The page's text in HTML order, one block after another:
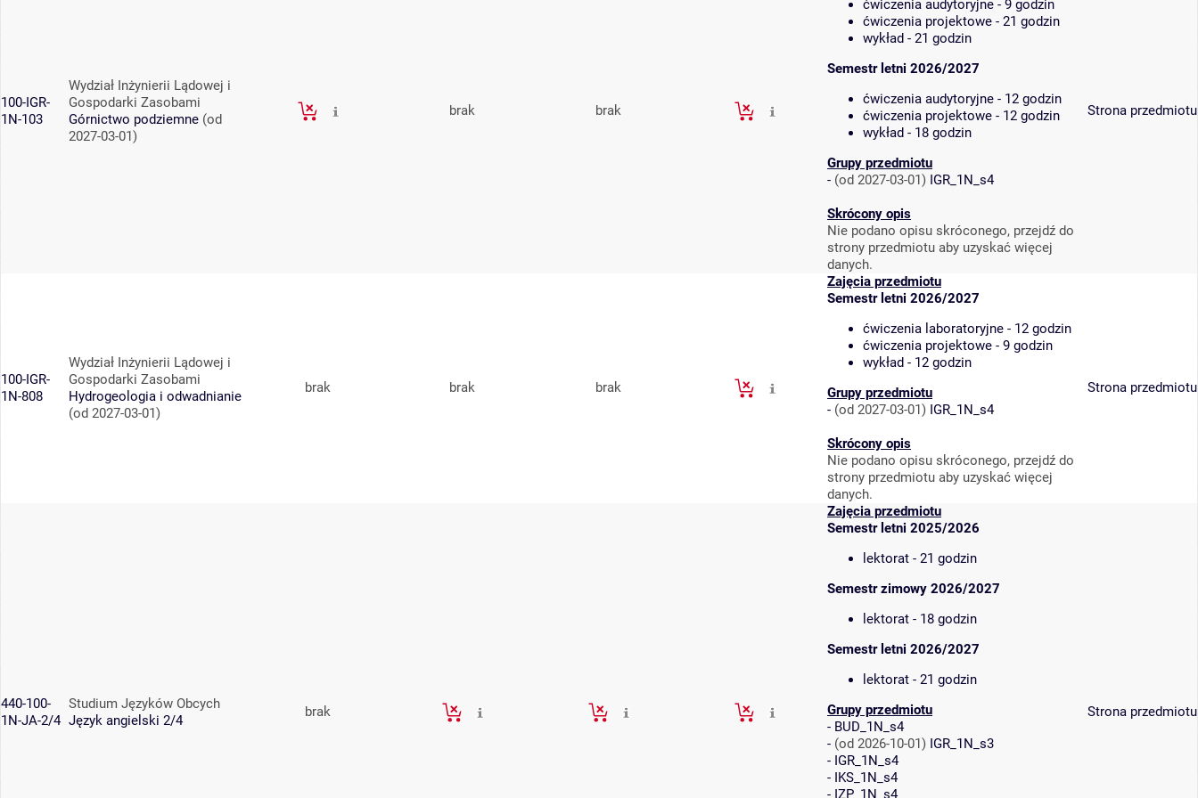
100-IGR-
1N-103
Wydział Inżynierii Lądowej i
Gospodarki Zasobami
Górnictwo podziemne (od
2027-03-01)
brak brak
ćwiczenia audytoryjne - 9 godzin
ćwiczenia projektowe - 21 godzin
wykład - 21 godzin
Semestr letni 2026/2027
ćwiczenia audytoryjne - 12 godzin
ćwiczenia projektowe - 12 godzin
wykład - 18 godzin
Grupy przedmiotu
- (od 2027-03-01) IGR_1N_s4
Skrócony opis
Nie podano opisu skróconego, przejdź do
strony przedmiotu aby uzyskać więcej
danych.
Strona przedmiotu
100-IGR-
1N-808
Wydział Inżynierii Lądowej i
Gospodarki Zasobami
Hydrogeologia i odwadnianie
(od 2027-03-01)
brak brak brak
Zajęcia przedmiotu
Semestr letni 2026/2027
ćwiczenia laboratoryjne - 12 godzin
ćwiczenia projektowe - 9 godzin
wykład - 12 godzin
Grupy przedmiotu
- (od 2027-03-01) IGR_1N_s4
Skrócony opis
Nie podano opisu skróconego, przejdź do
strony przedmiotu aby uzyskać więcej
danych.
Strona przedmiotu
440-100-
1N-JA-2/4
Studium Języków Obcych
Język angielski 2/4
brak
Zajęcia przedmiotu
Semestr letni 2025/2026
lektorat - 21 godzin
Semestr zimowy 2026/2027
lektorat - 18 godzin
Semestr letni 2026/2027
lektorat - 21 godzin
Grupy przedmiotu
- BUD_1N_s4
- (od 2026-10-01) IGR_1N_s3
- IGR_1N_s4
- IKS_1N_s4
- IZP_1N_s4
Strona przedmiotu